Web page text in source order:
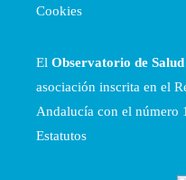
Cookies
El Observatorio de
asociación inscrita en el
Andalucía con el número
Estatutos